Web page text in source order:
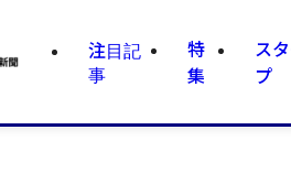
注目記
事
特
集
ス
プ